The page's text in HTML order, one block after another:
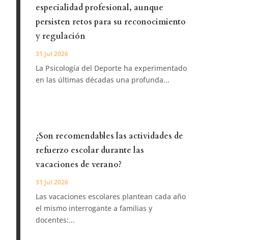
especialidad profesional, aunque
persisten retos para su reconocimiento
y regulación
31 Jul 2026
La Psicología del Deporte ha experimentado
en las últimas décadas una profunda...
¿Son recomendables las actividades de
refuerzo escolar durante las
vacaciones de verano?
31 Jul 2026
Las vacaciones escolares plantean cada año
el mismo interrogante a familias y
docentes:...